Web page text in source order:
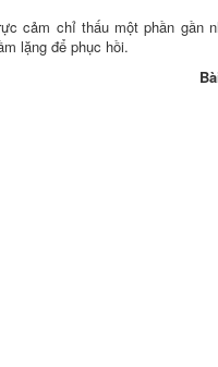
cảm chỉ thấu một phần gần
lặng để phục hồi.